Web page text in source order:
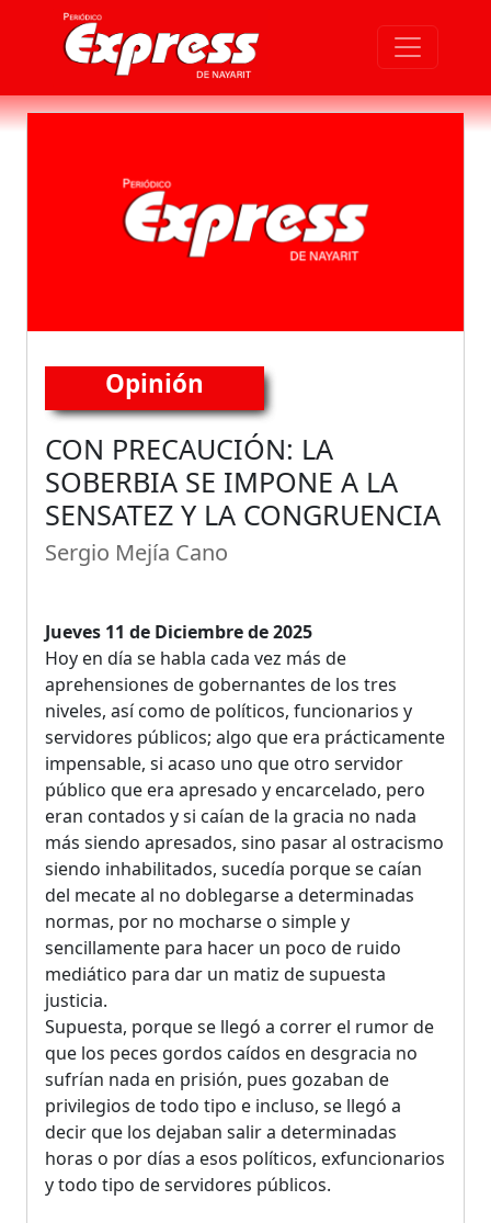
Opinión
CON PRECAUCIÓN: LA
SOBERBIA SE IMPONE A LA
SENSATEZ Y LA CONGRUENCIA
Sergio Mejía Cano
Jueves 11 de Diciembre de 2025
Hoy en día se habla cada vez más de
aprehensiones de gobernantes de los tres
niveles, así como de políticos, funcionarios y
servidores públicos; algo que era prácticamente
impensable, si acaso uno que otro servidor
público que era apresado y encarcelado, pero
eran contados y si caían de la gracia no nada
más siendo apresados, sino pasar al ostracismo
siendo inhabilitados, sucedía porque se caían
del mecate al no doblegarse a determinadas
normas, por no mocharse o simple y
sencillamente para hacer un poco de ruido
mediático para dar un matiz de supuesta
justicia.
Supuesta, porque se llegó a correr el rumor de
que los peces gordos caídos en desgracia no
sufrían nada en prisión, pues gozaban de
privilegios de todo tipo e incluso, se llegó a
decir que los dejaban salir a determinadas
horas o por días a esos políticos, exfuncionarios
y todo tipo de servidores públicos.